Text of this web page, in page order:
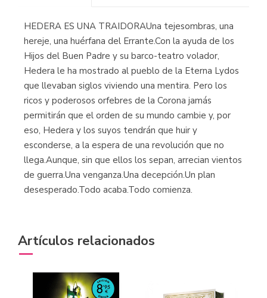
HEDERA ES UNA TRAIDORAUna tejesombras, una
hereje, una huérfana del Errante.Con la ayuda de los
Hijos del Buen Padre y su barco-teatro volador,
Hedera le ha mostrado al pueblo de la Eterna Lydos
que llevaban siglos viviendo una mentira. Pero los
ricos y poderosos orfebres de la Corona jamás
permitirán que el orden de su mundo cambie y, por
eso, Hedera y los suyos tendrán que huir y
esconderse, a la espera de una revolución que no
llega.Aunque, sin que ellos los sepan, arrecian vientos
de guerra.Una venganza.Una decepción.Un plan
desesperado.Todo acaba.Todo comienza.
Artículos relacionados